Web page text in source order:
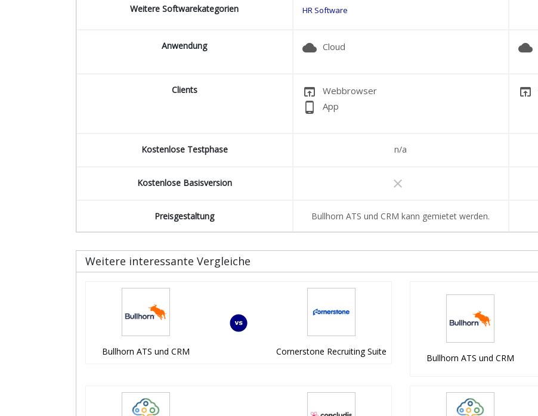
Weitere Softwarekategorien HR Software
Anwendung cloud Cloud cloud
Clients open_in_browser Webbrowser
phone_android App
open_in_browser
Kostenlose Testphase n/a
Kostenlose Basisversion clear
Preisgestaltung Bullhorn ATS und CRM kann gemietet werden.
Weitere interessante Vergleiche
Bullhorn ATS und CRM Cornerstone Recruiting Suite
Bullhorn ATS und CRM